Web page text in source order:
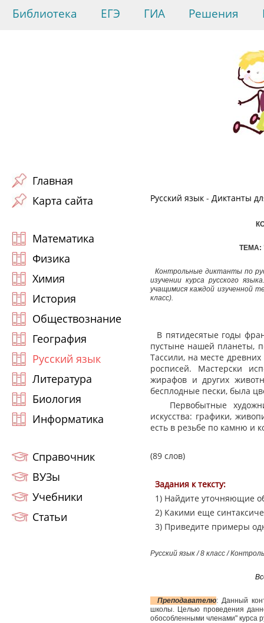
Библиотека ЕГЭ ГИА Решения
Главная
Карта сайта
Математика
Физика
Химия
История
Обществознание
География
Русский язык
Литература
Биология
Информатика
Справочник
ВУЗы
Учебники
Статьи
Русский язык - Диктанты
Контрольные диктанты по
изучении курса русского
учащимися каждой изученной
класс).
В пятидесятые годы
пустыне нашей планеты,
Тассили, на месте
росписей. Мастерски
жирафов и других
бесплодные пески, была
Первобытные
искусства: графики,
есть в резьбе по камню и
(89 слов)
Задания к тексту:
1) Найдите уточняющие
2) Какими еще
3) Приведите примеры
Русский язык / 8 класс /
Преподавателю: Данный
школы. Целью проведения
обособленными членами" курса